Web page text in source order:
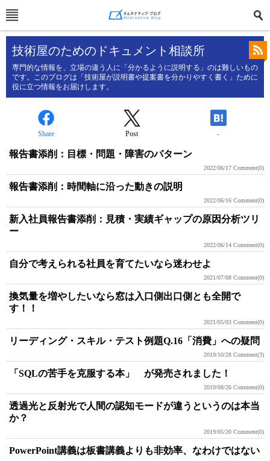
技術屋のためのドキュメント相談所
専門的な情報を、立場の違う人に「分かるように説明する」のは難しいもの
です。このブログは「技術屋が説明書や提案書を分かりやすく書く」ために
役に立つ情報をお届けします。
Share Post -
報告書添削：目標・問題・障害のパターン
2022/06/17 Comment(0)
報告書添削：時間軸に沿った動きの説明
2022/06/16 Comment(0)
新入社員報告書添削：見積・実績ギャップの原因分析ツリ
ー
2022/06/14 Comment(0)
自分で考えられる社員を育てたいなら迷わせよ
2021/07/08 Comment(0)
換気量を増やしたいなら窓は入口側出口側とも全開で
す！！
2021/05/03 Comment(0)
リーディング・スキル・テスト例題Q.16「消費」への疑問
2019/10/28 Comment(3)
「SQLの苦手を克服する本」 が発売されました！
2019/08/26 Comment(0)
透過光と反射光で人間の認知モードが違うというのは本当
か？
2019/05/20 Comment(0)
PowerPoint講義は板書講義よりも非効率、なわけではない